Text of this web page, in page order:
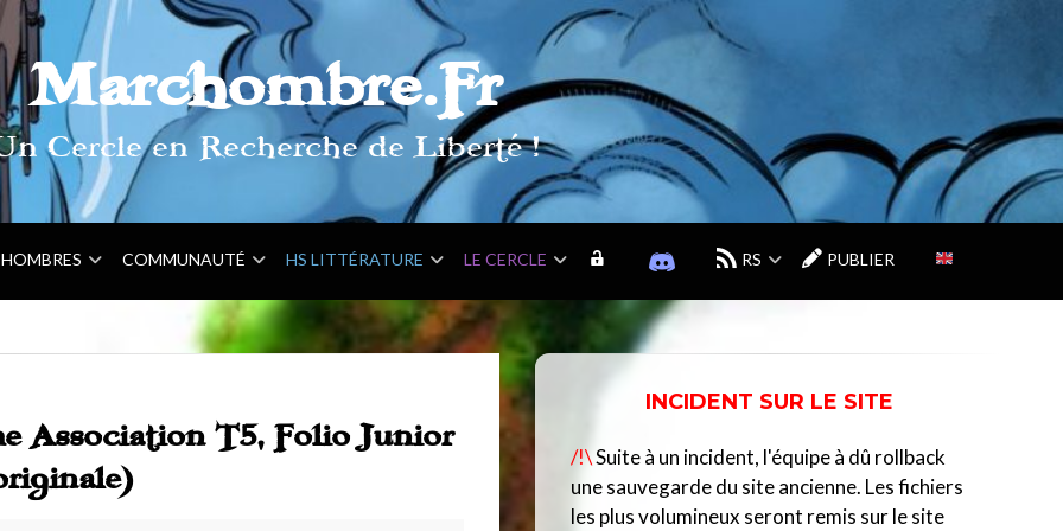
Marchombre.Fr
Cercle en Recherche de Liberté !
COMMUNAUTÉ HS LITTÉRATURE LE CERCLE
C
O
E
S
O
D
U
C
RS PUBLIER
Association T5, Folio Junior
INCIDENT SUR LE SITE
/!\Suite à un incident, l'équipe à dû rollback
une sauvegarde du site ancienne. Les fichiers
les plus volumineux seront remis sur le site